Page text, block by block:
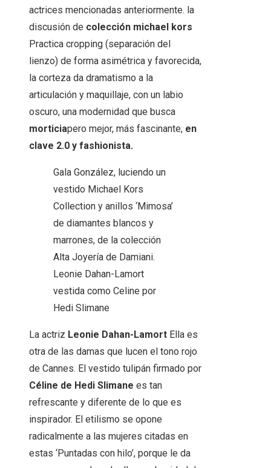
actrices mencionadas anteriormente. la
discusión de colección michael kors
Practica cropping (separación del
lienzo) de forma asimétrica y favorecida,
la corteza da dramatismo a la
articulación y maquillaje, con un labio
oscuro, una modernidad que busca
morticiapero mejor, más fascinante, en
clave 2.0 y fashionista.
Gala González, luciendo un
vestido Michael Kors
Collection y anillos ‘Mimosa’
de diamantes blancos y
marrones, de la colección
Alta Joyería de Damiani.
Leonie Dahan-Lamort
vestida como Celine por
Hedi Slimane
La actriz Leonie Dahan-Lamort Ella es
otra de las damas que lucen el tono rojo
de Cannes. El vestido tulipán firmado por
Céline de Hedi Slimane es tan
refrescante y diferente de lo que es
inspirador. El etilismo se opone
radicalmente a las mujeres citadas en
estas ‘Puntadas con hilo’, porque le da